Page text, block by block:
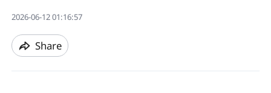
2026-06-12 01:16:57
Share